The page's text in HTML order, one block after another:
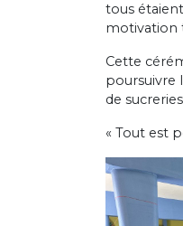
tous
motivation
Cette
poursuivre
de
« Tout est